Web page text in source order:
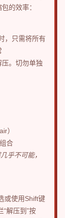
的效率：
，只需将所有
。切勿单独
）
合
乎不可能，
或使用Shift键
解压到”按